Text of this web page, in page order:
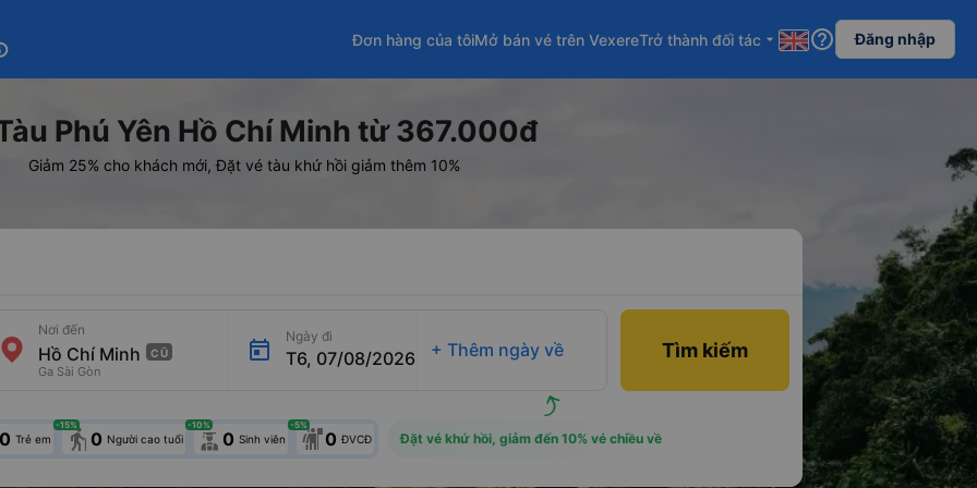
Đơn hàng của tôiMở bán vé trên VexereTrở thành đối tác arrow_drop_down help_outline Đăng nhập
Phú Yên Hồ Chí Minh từ 367.000đ
Giảm 25% cho khách mới, Đặt vé tàu khứ hồi giảm thêm 10%
CŨ
Nơi đến
Ga Sài Gòn
Ngày đi
T6, 07/08/2026 + Thêm ngày về Tìm kiếm
0 Trẻ em elderly 0 Người cao tuổi
-15%
0 Sinh viên
-10%
0 ĐVCĐ
-5%
Đặt vé khứ hồi, giảm đến 10% vé chiều về